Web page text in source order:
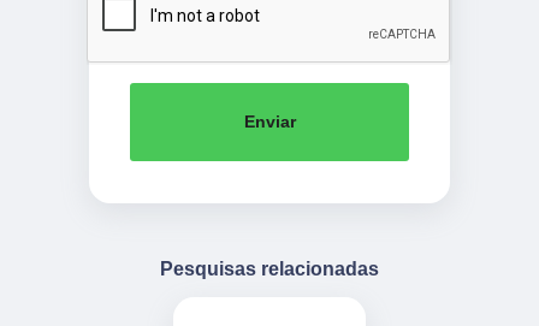
Enviar
Pesquisas relacionadas